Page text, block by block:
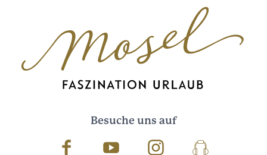
Besuche uns auf
Facebook Youtube InstagramPodcast